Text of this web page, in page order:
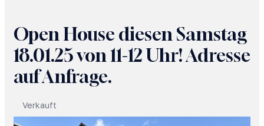
Open House diesen Samstag
18.01.25 von 11-12 Uhr! Adresse
auf Anfrage.
Verkauft